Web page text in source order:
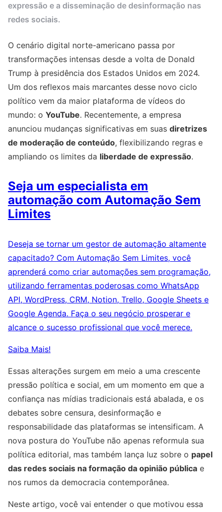
expressão e a disseminação de desinformação nas
redes sociais.
O cenário digital norte-americano passa por
transformações intensas desde a volta de Donald
Trump à presidência dos Estados Unidos em 2024.
Um dos reflexos mais marcantes desse novo ciclo
político vem da maior plataforma de vídeos do
mundo: o YouTube. Recentemente, a empresa
anunciou mudanças significativas em suas diretrizes
de moderação de conteúdo, flexibilizando regras e
ampliando os limites da liberdade de expressão.
Seja um especialista em
automação com Automação Sem
Limites
Deseja se tornar um gestor de automação altamente
capacitado? Com Automação Sem Limites, você
aprenderá como criar automações sem programação,
utilizando ferramentas poderosas como WhatsApp
API, WordPress, CRM, Notion, Trello, Google Sheets e
Google Agenda. Faça o seu negócio prosperar e
alcance o sucesso profissional que você merece.
Saiba Mais!
Essas alterações surgem em meio a uma crescente
pressão política e social, em um momento em que a
confiança nas mídias tradicionais está abalada, e os
debates sobre censura, desinformação e
responsabilidade das plataformas se intensificam. A
nova postura do YouTube não apenas reformula sua
política editorial, mas também lança luz sobre o papel
das redes sociais na formação da opinião pública e
nos rumos da democracia contemporânea.
Neste artigo, você vai entender o que motivou essa